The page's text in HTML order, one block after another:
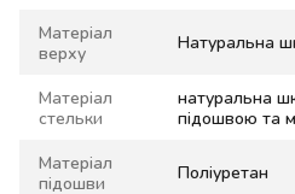
Матеріал
верху
Натуральна
Матеріал
стельки
натуральна
підошвою та
Матеріал
підошви
Поліуретан